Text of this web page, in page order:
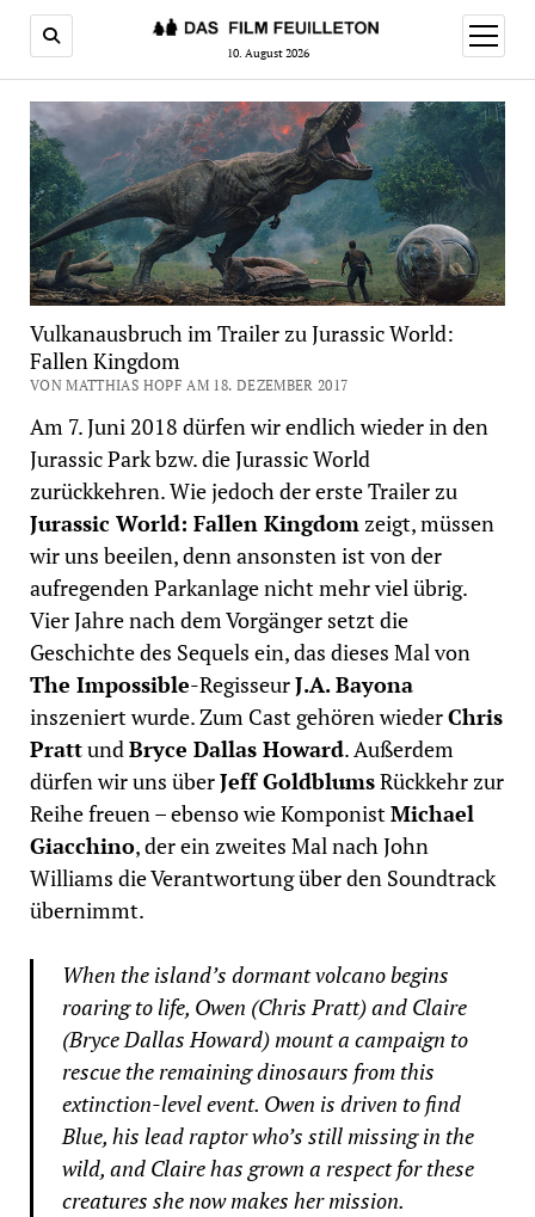
10. August 2026
Menü
öffnen
Vulkanausbruch im Trailer zu Jurassic World:
Fallen Kingdom
VON MATTHIAS HOPF AM 18. DEZEMBER 2017
Am 7. Juni 2018 dürfen wir endlich wieder in den
Jurassic Park bzw. die Jurassic World
zurückkehren. Wie jedoch der erste Trailer zu
Jurassic World: Fallen Kingdomzeigt, müssen
wir uns beeilen, denn ansonsten ist von der
aufregenden Parkanlage nicht mehr viel übrig.
Vier Jahre nach dem Vorgänger setzt die
Geschichte des Sequels ein, das dieses Mal von
The Impossible-RegisseurJ.A. Bayona
inszeniert wurde. Zum Cast gehören wiederChris
PrattundBryce Dallas Howard. Außerdem
dürfen wir uns überJeff GoldblumsRückkehr zur
Reihe freuen – ebenso wie KomponistMichael
Giacchino, der ein zweites Mal nach John
Williams die Verantwortung über den Soundtrack
übernimmt.
When the island’s dormant volcano begins
roaring to life, Owen (Chris Pratt) and Claire
(Bryce Dallas Howard) mount a campaign to
rescue the remaining dinosaurs from this
extinction-level event. Owen is driven to find
Blue, his lead raptor who’s still missing in the
wild, and Claire has grown a respect for these
creatures she now makes her mission.